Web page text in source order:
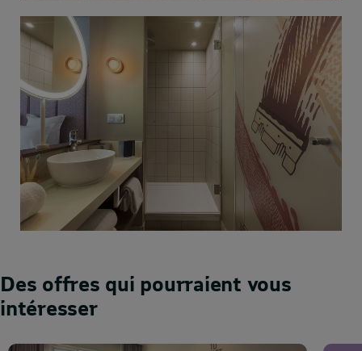
Des offres qui pourraient vous
intéresser